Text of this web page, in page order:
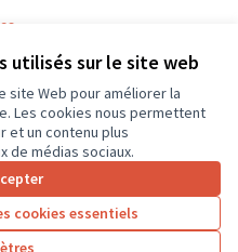
utilisés sur le site web
site Web pour améliorer la
Les cookies nous permettent
et un contenu plus
de médias sociaux.
cookies essentiels
Licence
(Lien